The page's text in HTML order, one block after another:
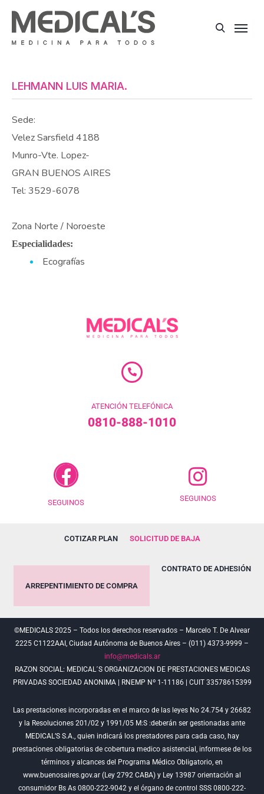
LEHMANN LUIS MARIA.
Sede:
Velez Sarsfield 4188
Munro-Vte. Lopez-
GRAN BUENOS AIRES
Tel: 3529-6078
Zona Norte / Noroeste
Especialidades:
Ecografías
ATENCIÓN TELEFÓNICA
0810-888-1010
SEGUINOS SEGUINOS
COTIZAR PLAN SOLICITUD DE BAJA
ARREPENTIMIENTO DE COMPRA
CONTRATO DE ADHESIÓN
©MEDICALS 2025 – Todos los derechos reservados – Marcelo T. De Alvear
2225 C1122AAI, Ciudad Autónoma de Buenos Aires – (011) 4373-9999 –
info@medicals.ar
RAZON SOCIAL: MEDICAL´S ORGANIZACION DE PRESTACIONES MEDICAS
PRIVADAS SOCIEDAD ANONIMA | RNEMP Nº 1-11186 | CUIT 33578615399
Las prestaciones incorporadas en el marco de las leyes No 24.754 y 26682
y la Resoluciones 201/02 y 1991/05 M:S :deberán ser gestionadas ante
MEDICAL’S S.A., quien indicará los prestadores para cada caso, hay
prestaciones obligatorias de cobertura medico asistencial, informese de los
términos y alcances del Programa Médico Obligatorio, en
www.buenosaires.gov.ar (Ley 2792 CABA) y Ley 13987 orientación al
consumidor Bs As 0800-222-9042 y el órgano de control SSS 0800-222-